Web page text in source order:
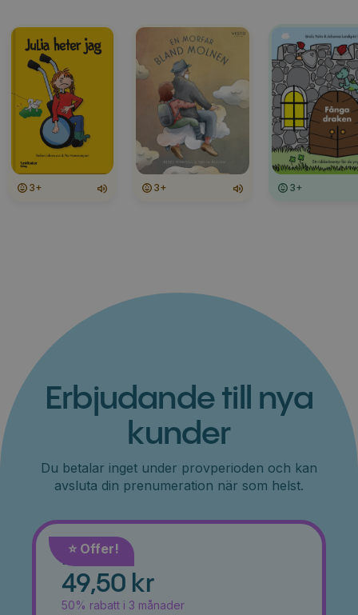
3+ 3+ 3+
Erbjudande till nya
kunder
Du betalar inget under provperioden och kan
avsluta din prenumeration när som helst.
⭐️ Offer!
Månad
49,50 kr
50% rabatt i 3 månader